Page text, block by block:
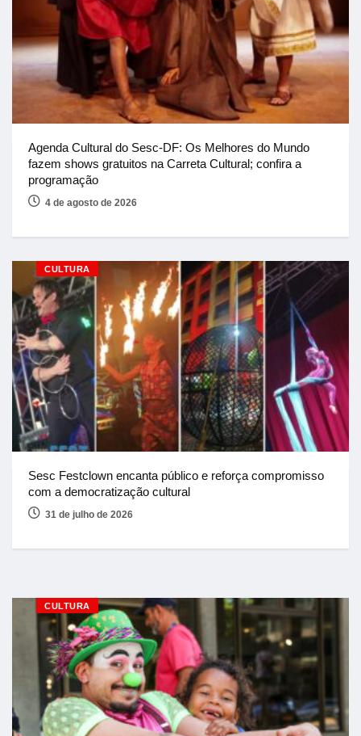
Agenda Cultural do Sesc-DF: Os Melhores do Mundo
fazem shows gratuitos na Carreta Cultural; confira a
programação
4 de agosto de 2026
CULTURA
Sesc Festclown encanta público e reforça compromisso
com a democratização cultural
31 de julho de 2026
CULTURA